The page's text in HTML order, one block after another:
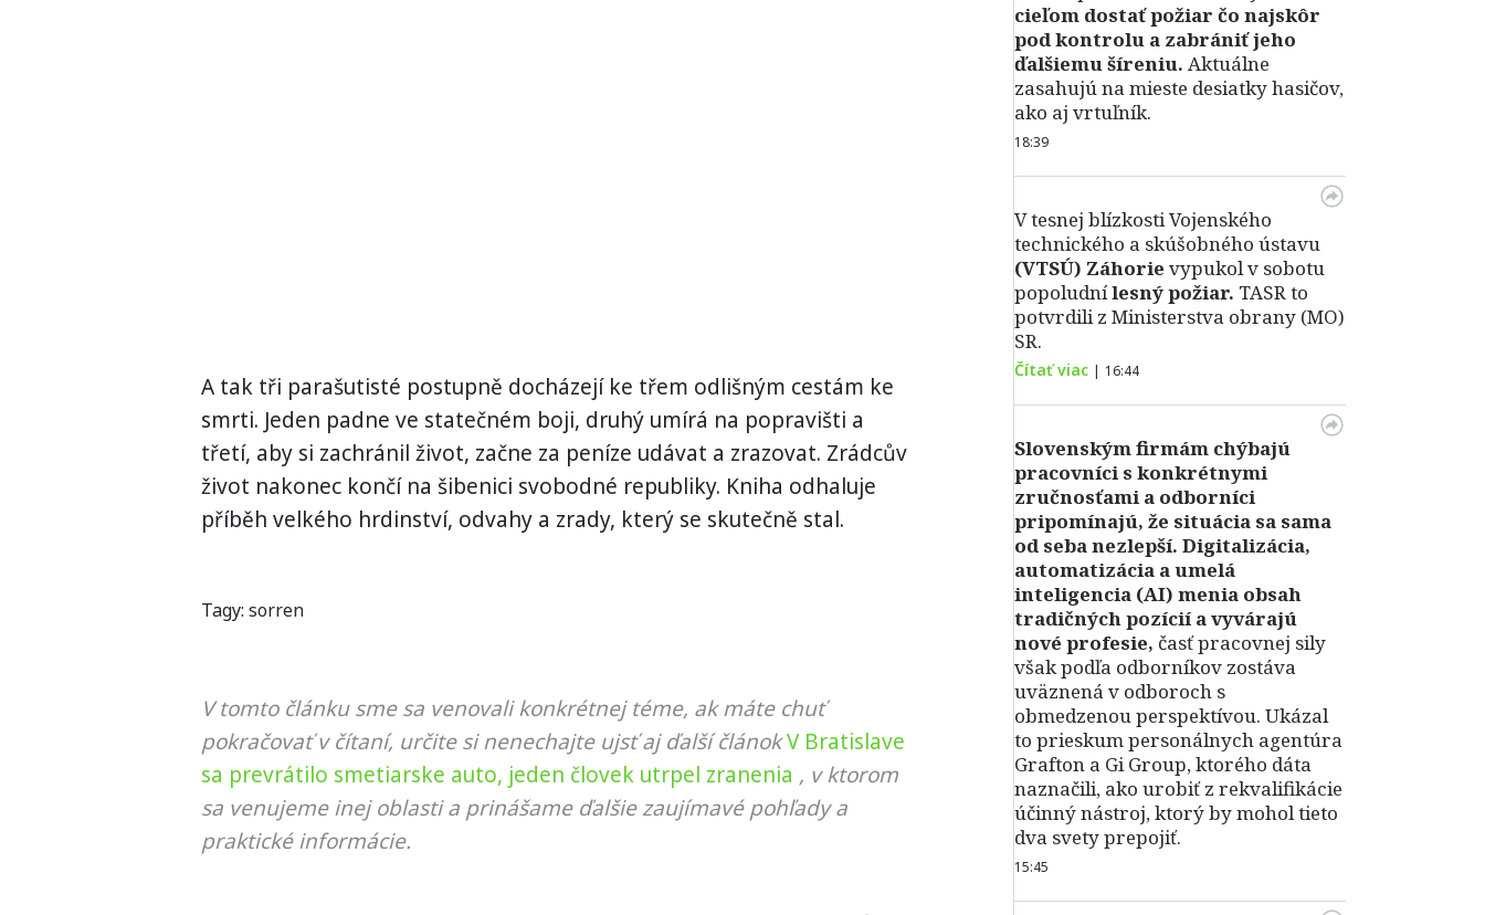
A tak tři parašutisté postupně docházejí ke třem odlišným cestám ke
smrti. Jeden padne ve statečném boji, druhý umírá na popravišti a
třetí, aby si zachránil život, začne za peníze udávat a zrazovat. Zrádcův
život nakonec končí na šibenici svobodné republiky. Kniha odhaluje
příběh velkého hrdinství, odvahy a zrady, který se skutečně stal.
Tagy: sorren
V tomto článku sme sa venovali konkrétnej téme, ak máte chuť
pokračovať v čítaní, určite si nenechajte ujsť aj ďalší článokV Bratislave
sa prevrátilo smetiarske auto, jeden človek utrpel zranenia , v ktorom
sa venujeme inej oblasti a prinášame ďalšie zaujímavé pohľady a
praktické informácie.
cieľom dostať požiar čo najskôr
pod kontrolu a zabrániť jeho
ďalšiemu šíreniu. Aktuálne
zasahujú na mieste desiatky hasičov,
ako aj vrtuľník.
18:39
V tesnej blízkosti Vojenského
technického a skúšobného ústavu
(VTSÚ) Záhorie vypukol v sobotu
popoludnílesný požiar. TASR to
potvrdili z Ministerstva obrany (MO)
SR.
Čítať viac | 16:44
Slovenským firmám chýbajú
pracovníci s konkrétnymi
zručnosťami a odborníci
pripomínajú, že situácia sa sama
od seba nezlepší. Digitalizácia,
automatizácia a umelá
inteligencia (AI) menia obsah
tradičných pozícií a vyvárajú
nové profesie, časť pracovnej sily
však podľa odborníkov zostáva
uväznená v odboroch s
obmedzenou perspektívou. Ukázal
to prieskum personálnych agentúra
Grafton a Gi Group, ktorého dáta
naznačili, ako urobiť z rekvalifikácie
účinný nástroj, ktorý by mohol tieto
dva svety prepojiť.
15:45